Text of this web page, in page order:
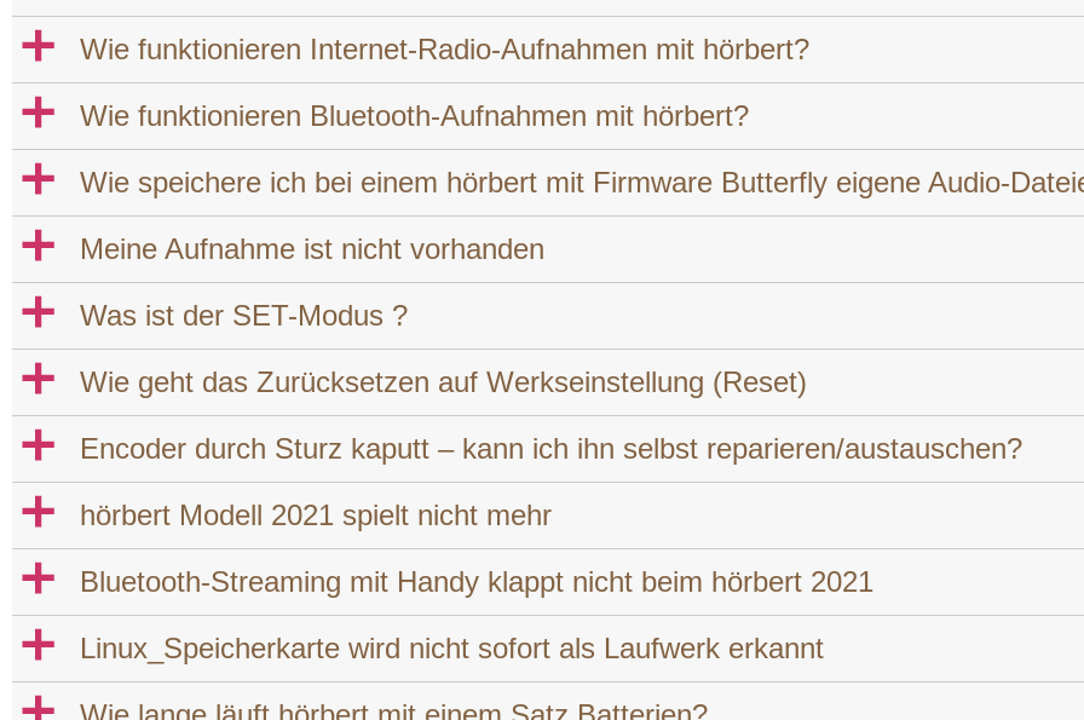
a Wie funktionieren Internet-Radio-Aufnahmen mit hörbert?
a Wie funktionieren Bluetooth-Aufnahmen mit hörbert?
a Wie speichere ich bei einem hörbert mit Firmware Butterfly eigene Audio-
a Meine Aufnahme ist nicht vorhanden
a Was ist der SET-Modus ?
a Wie geht das Zurücksetzen auf Werkseinstellung (Reset)
a Encoder durch Sturz kaputt – kann ich ihn selbst reparieren/austauschen?
a hörbert Modell 2021 spielt nicht mehr
a Bluetooth-Streaming mit Handy klappt nicht beim hörbert 2021
a Linux_Speicherkarte wird nicht sofort als Laufwerk erkannt
a